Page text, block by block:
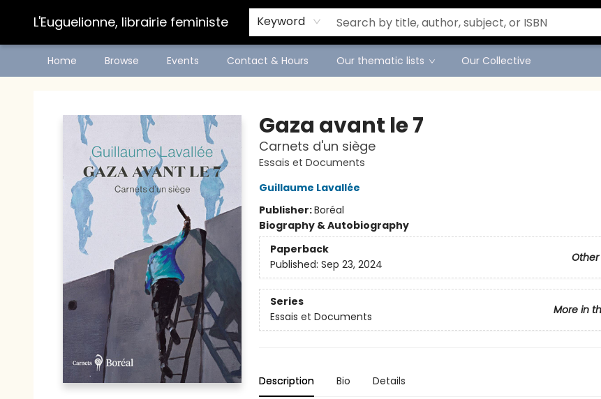
L'Euguelionne, librairie feministe Keyword
Home Browse Events Contact & Hours Our thematic lists Our Collective
Gaza avant le 7
Carnets d'un siège
Essais et Documents
Guillaume Lavallée
Publisher:Boréal
Biography & Autobiography
Paperback
Published: Sep 23, 2024
Series
More in
Essais et Documents
Description Bio Details